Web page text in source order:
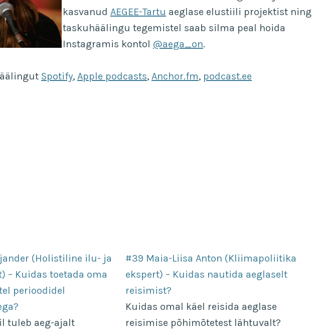
kasvanud AEGEE-Tartu aeglase elustiili projektist ning
taskuhäälingu tegemistel saab silma peal hoida
Instagramis kontol @aega_on.
Spotify, Apple podcasts, Anchor.fm, podcast.ee
(Holistiline ilu- ja
– Kuidas toetada oma
perioodidel
tuleb aeg-ajalt
#39 Maia-Liisa Anton (Kliimapoliitika
ekspert) – Kuidas nautida aeglaselt
reisimist?
Kuidas omal käel reisida aeglase
reisimise põhimõtetest lähtuvalt?